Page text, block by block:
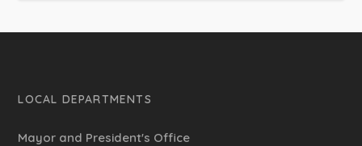
LOCAL DEPARTMENTS
Mayor and President's Office